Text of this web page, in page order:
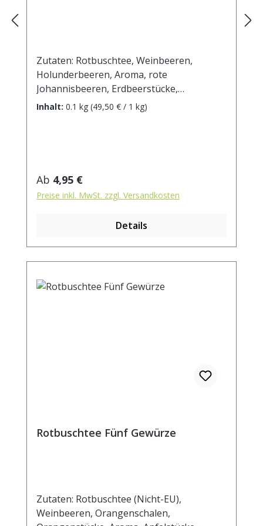
Zutaten: Rotbuschtee, Weinbeeren,
Holunderbeeren, Aroma, rote
Johannisbeeren, Erdbeerstücke,
Himbeeren, Brombeeren,
ca.5 min.
Inhalt: 0.1 kg (49,50 € / 1 kg)
Regulärer Preis:
Ab 4,95 €
Preise inkl. MwSt. zzgl. Versandkosten
Details
Rotbuschtee Fünf Gewürze
Zutaten: Rotbuschtee (Nicht-EU),
Weinbeeren, Orangenschalen,